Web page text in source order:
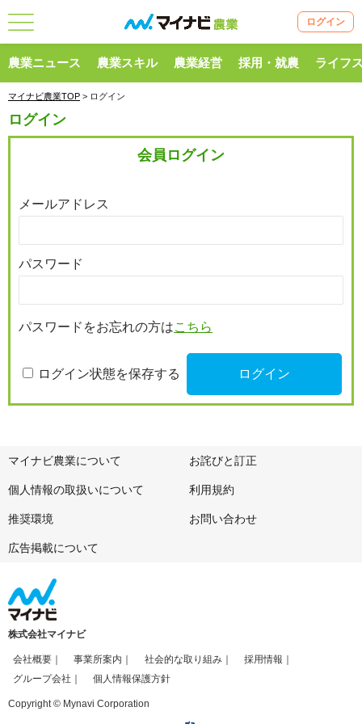
ログイン
農業ニュース 農業スキル 農業経営 採用・就農 ライフ
マイナビ農業TOP > ログイン
ログイン
会員ログイン
メールアドレス
パスワード
パスワードをお忘れの方はこちら
ログイン状態を保存する
マイナビ農業について お詫びと訂正
個人情報の取扱いについて 利用規約
推奨環境 お問い合わせ
広告掲載について
株式会社マイナビ
会社概要 事業所案内 社会的な取り組み
採用情報
グループ会社
個人情報保護方針
Copyright © Mynavi Corporation